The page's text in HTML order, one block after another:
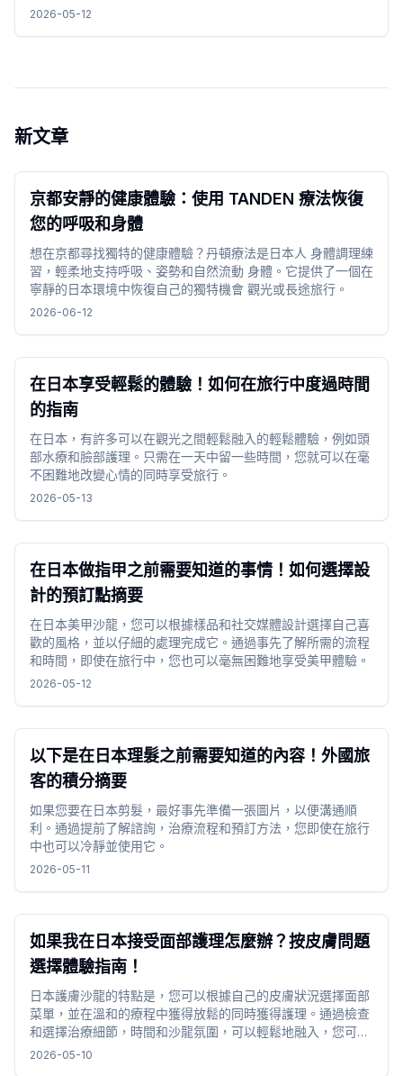
2026-05-12
新文章
京都安靜的健康體驗：使用 TANDEN 療法恢復
您的呼吸和身體
想在京都尋找獨特的健康體驗？丹頓療法是日本人 身體調理練
習，輕柔地支持呼吸、姿勢和自然流動 身體。它提供了一個在
寧靜的日本環境中恢復自己的獨特機會 觀光或長途旅行。
2026-06-12
在日本享受輕鬆的體驗！如何在旅行中度過時間
的指南
在日本，有許多可以在觀光之間輕鬆融入的輕鬆體驗，例如頭
部水療和臉部護理。只需在一天中留一些時間，您就可以在毫
不困難地改變心情的同時享受旅行。
2026-05-13
在日本做指甲之前需要知道的事情！如何選擇設
計的預訂點摘要
在日本美甲沙龍，您可以根據樣品和社交媒體設計選擇自己喜
歡的風格，並以仔細的處理完成它。通過事先了解所需的流程
和時間，即使在旅行中，您也可以毫無困難地享受美甲體驗。
2026-05-12
以下是在日本理髮之前需要知道的內容！外國旅
客的積分摘要
如果您要在日本剪髮，最好事先準備一張圖片，以便溝通順
利。通過提前了解諮詢，治療流程和預訂方法，您即使在旅行
中也可以冷靜並使用它。
2026-05-11
如果我在日本接受面部護理怎麼辦？按皮膚問題
選擇體驗指南！
日本護膚沙龍的特點是，您可以根據自己的皮膚狀況選擇面部
菜單，並在溫和的療程中獲得放鬆的同時獲得護理。通過檢查
和選擇治療細節，時間和沙龍氛圍，可以輕鬆地融入，您可以
在旅行時度過舒適的時光。
2026-05-10